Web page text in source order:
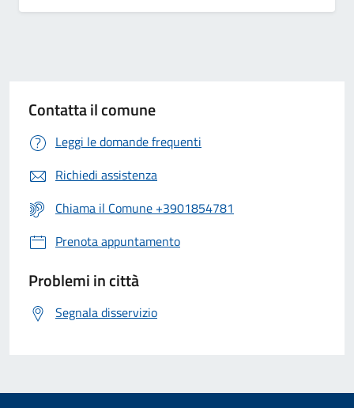
Contatta il comune
Leggi le domande frequenti
Richiedi assistenza
Chiama il Comune +3901854781
Prenota appuntamento
Problemi in città
Segnala disservizio